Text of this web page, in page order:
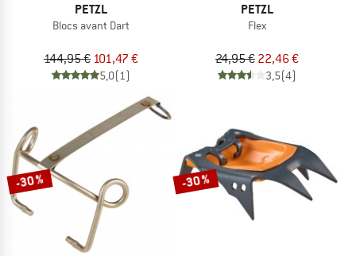
PETZL
Blocs avant Dart
144,95 € 101,47 €
5,0(1)
PETZL
Flex
24,95 € 22,46 €
3,5(4)
-30 % -30 %